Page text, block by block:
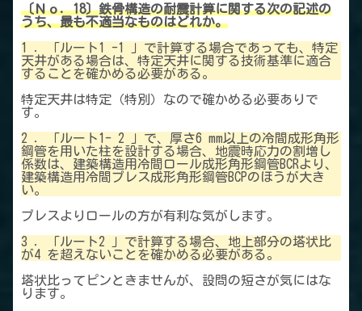
〔Ｎｏ．18〕鉄骨構造の耐震計算に関する次の記述の
うち、最も不適当なものはどれか。
1 ．「ルート1 -1 」で計算する場合であっても、特定
天井がある場合は、特定天井に関する技術基準に適合
することを確かめる必要がある。
特定天井は特定（特別）なので確かめる必要ありで
す。
2 ．「ルート1- 2 」で、厚さ6 mm以上の冷間成形角形
鋼管を用いた柱を設計する場合、地震時応力の割増し
係数は、建築構造用冷間ロール成形角形鋼管BCRより、
建築構造用冷間プレス成形角形鋼管BCPのほうが大き
い。
プレスよりロールの方が有利な気がします。
3 ．「ルート2 」で計算する場合、地上部分の塔状比
が4 を超えないことを確かめる必要がある。
塔状比ってピンときませんが、設問の短さが気にはな
ります。